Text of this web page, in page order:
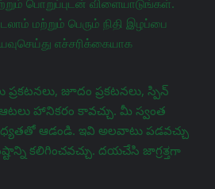
பொறுப்புடன் விளையாடுங்கள்.
மற்றும் பெரும் நிதி இழப்பை
எச்சரிக்கையாக
జూదం ప్రకటనలు, స్పిన్
హానికరం కావచ్చు. మీ స్వంత
ఆడండి. ఇవి అలవాటు పడవచ్చు
కలిగించవచ్చు. దయచేసి జాగ్రತ್ತగా